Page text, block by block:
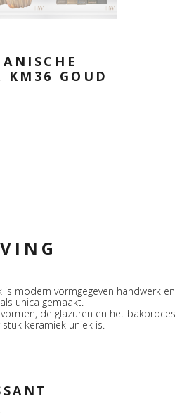
KM36 GOUD
is modern vormgegeven handwerk en
of als unica gemaakt.
de glazuren en het bakproces
keramiek uniek is.
eigen receptuur, zijn mineralen,